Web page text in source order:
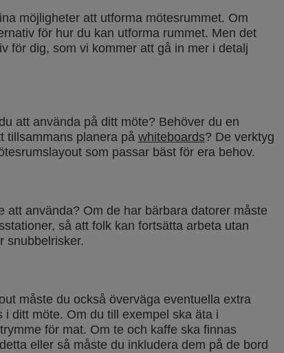
möjligheter att utforma mötesrummet. Om
för hur du kan utforma rummet. Men det
för dig, som vi kommer att gå in mer i detalj
att använda på ditt möte? Behöver du en
tillsammans planera på whiteboards? De verktyg
som passar bäst för era behov.
att använda? Om de har bärbara datorer måste
så att folk kan fortsätta arbeta utan
snubbelrisker.
måste du också överväga eventuella extra
ditt möte. Om du till exempel ska äta i
för mat. Om te och kaffe ska finnas
eller så måste du inkludera dem på de bord